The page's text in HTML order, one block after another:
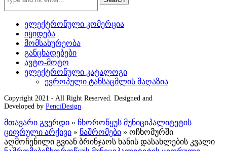
ელექტრონული კომერცია
იყიდება
მომსახურეობა
განცხადებები
ავტო-მოტო
ელექტრონული კატალოგი
ევროპული ტანსაცმლის მაღაზია
Copyright 2021 - All Right Reserved. Designed and
Developed by PenciDesign
მთავარი გვერდი » ჩხოროწყუს მუნიციპალიტეტის
ციფრული არქივი » ნაშრომები » ოჩხომურში
აღმოჩენილი გვიან ბრინჯაოს ხანის დასახლების კვალი